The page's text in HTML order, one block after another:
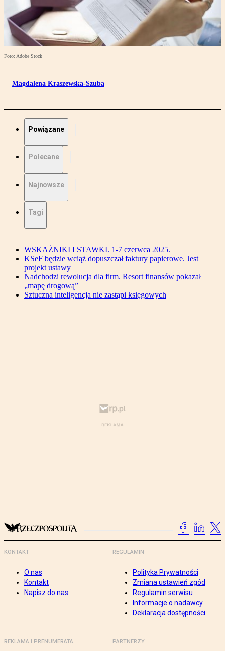
Foto: Adobe Stock
Magdalena Kraszewska-Szuba
Powiązane
Polecane
Najnowsze
Tagi
WSKAŻNIKI I STAWKI. 1-7 czerwca 2025.
KSeF będzie wciąż dopuszczał faktury papierowe. Jest
projekt ustawy
Nadchodzi rewolucja dla firm. Resort finansów pokazał
„mapę drogową”
Sztuczna inteligencja nie zastąpi księgowych
KONTAKT
O nas
Kontakt
Napisz do nas
REGULAMIN
Polityka Prywatności
Zmiana ustawień zgód
Regulamin serwisu
Informacje o nadawcy
Deklaracja dostępności
REKLAMA I PRENUMERATA PARTNERZY